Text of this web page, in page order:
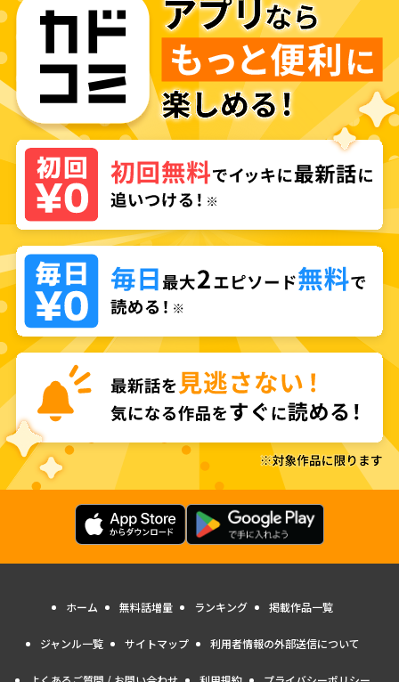
ホーム 無料話増量 ランキング 掲載作品一覧
ジャンル一覧 サイトマップ 利用者情報の外部送信について